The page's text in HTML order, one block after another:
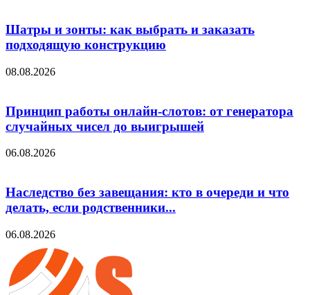
Шатры и зонты: как выбрать и заказать
подходящую конструкцию
08.08.2026
Принцип работы онлайн-слотов: от генератора
случайных чисел до выигрышей
06.08.2026
Наследство без завещания: кто в очереди и что
делать, если родственники...
06.08.2026